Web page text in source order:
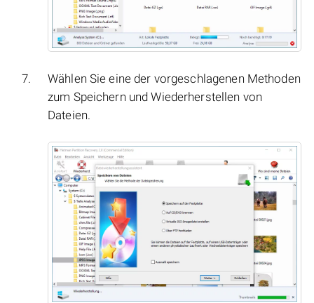
Wählen Sie eine der vorgeschlagenen Methoden
zum Speichern und Wiederherstellen von
Dateien.